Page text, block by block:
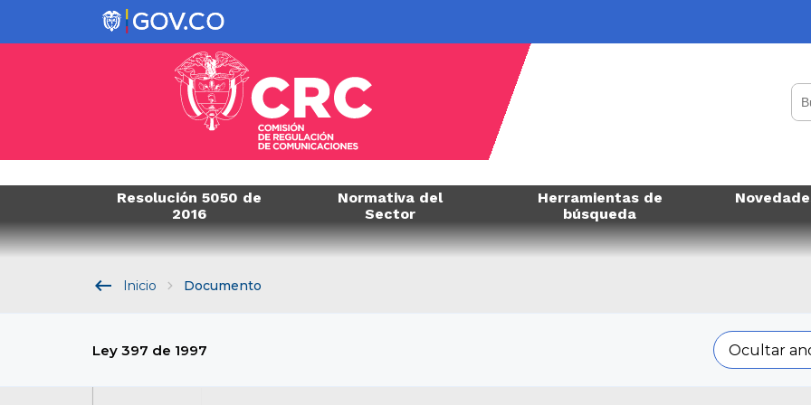
Resolución 5050 de
2016
Normativa del
Sector
Herramientas de
búsqueda
keyboard_backspace Inicio Documento
Ley 397 de 1997 Ocultar